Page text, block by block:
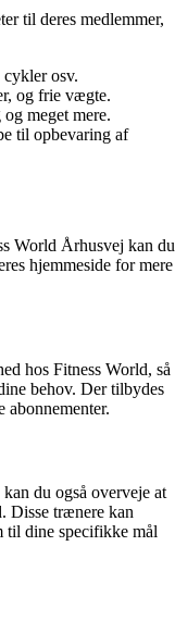
til deres medlemmer,
cykler osv.
og frie vægte.
meget mere.
til opbevaring af
World Århusvej kan du
hjemmeside for mere
hos Fitness World, så
behov. Der tilbydes
abonnementer.
du også overveje at
Disse trænere kan
til dine specifikke mål